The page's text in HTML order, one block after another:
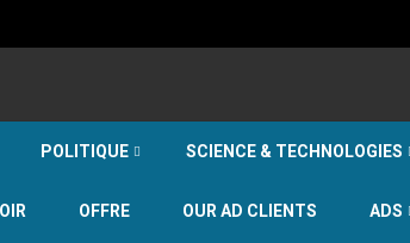
POLITIQUE SCIENCE & TECHNOLOGIES
OFFRE OUR AD CLIENTS ADS